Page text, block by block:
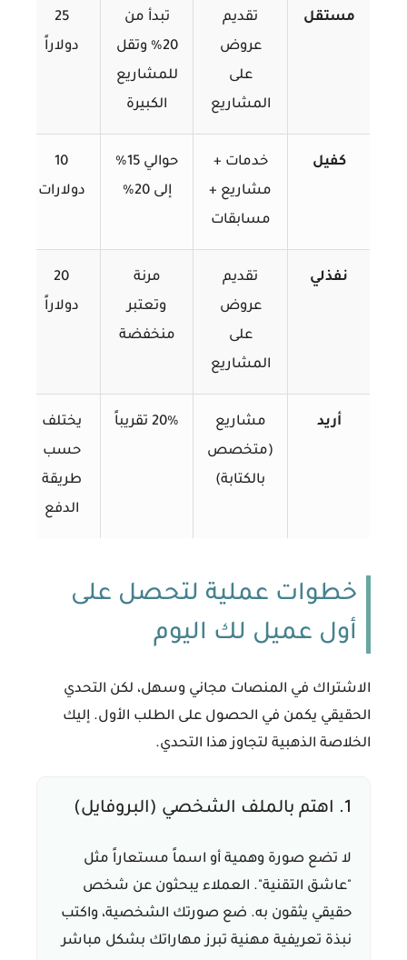
مستقل
تقديم
عروض
على
المشاريع
تبدأ من
20% وتقل
للمشاريع
الكبيرة
25
دولاراً
كفيل
خدمات +
مشاريع +
مسابقات
حوالي 15%
إلى 20%
10
دولارات
نفذلي
تقديم
عروض
على
المشاريع
مرنة
وتعتبر
منخفضة
20
دولاراً
أريد
مشاريع
(متخصص
بالكتابة)
20% تقريباً
يختلف
حسب
طريقة
الدفع
خطوات عملية لتحصل على
أول عميل لك اليوم
الاشتراك في المنصات مجاني وسهل، لكن التحدي
الحقيقي يكمن في الحصول على الطلب الأول. إليك
الخلاصة الذهبية لتجاوز هذا التحدي.
1. اهتم بالملف الشخصي (البروفايل)
لا تضع صورة وهمية أو اسماً مستعاراً مثل
"عاشق التقنية". العملاء يبحثون عن شخص
حقيقي يثقون به. ضع صورتك الشخصية، واكتب
نبذة تعريفية مهنية تبرز مهاراتك بشكل مباشر